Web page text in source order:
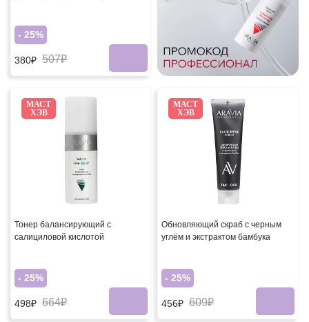
- 25%
380₽ 507₽
МАСТ
ХЭВ
Тонер балансирующий с
салициловой кислотой
- 25%
498₽ 664₽
МАСТ
ХЭВ
Обновляющий скраб с черным
углём и экстрактом бамбука
- 25%
456₽ 609₽